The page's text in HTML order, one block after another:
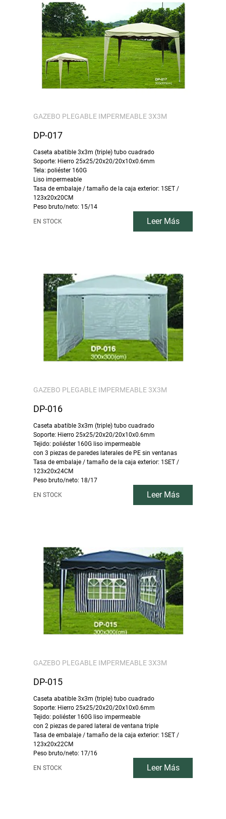
GAZEBO PLEGABLE IMPERMEABLE 3X3M
DP-017
Caseta abatible 3x3m (triple) tubo cuadrado
Soporte: Hierro 25x25/20x20/20x10x0.6mm
Tela: poliéster 160G
Liso impermeable
Tasa de embalaje / tamaño de la caja exterior: 1SET /
123x20x20CM
Peso bruto/neto: 15/14
EN STOCK Leer Más
GAZEBO PLEGABLE IMPERMEABLE 3X3M
DP-016
Caseta abatible 3x3m (triple) tubo cuadrado
Soporte: Hierro 25x25/20x20/20x10x0.6mm
Tejido: poliéster 160G liso impermeable
con 3 piezas de paredes laterales de PE sin ventanas
Tasa de embalaje / tamaño de la caja exterior: 1SET /
123x20x24CM
Peso bruto/neto: 18/17
EN STOCK Leer Más
GAZEBO PLEGABLE IMPERMEABLE 3X3M
DP-015
Caseta abatible 3x3m (triple) tubo cuadrado
Soporte: Hierro 25x25/20x20/20x10x0.6mm
Tejido: poliéster 160G liso impermeable
con 2 piezas de pared lateral de ventana triple
Tasa de embalaje / tamaño de la caja exterior: 1SET /
123x20x22CM
Peso bruto/neto: 17/16
EN STOCK Leer Más